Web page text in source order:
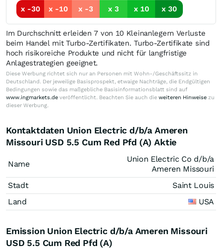
x -30
x -10 x -3 x 3 x 10 x 30
Im Durchschnitt erleiden 7 von 10 Kleinanlegern Verluste
beim Handel mit Turbo-Zertifikaten. Turbo-Zertifikate sind
hoch risikoreiche Produkte und nicht für langfristige
Anlagestrategien geeignet.
Diese Werbung richtet sich nur an Personen mit Wohn-/Geschäftssitz in
Deutschland. Der jeweilige Basisprospekt, etwaige Nachträge, die Endgültigen
Bedingungen sowie das maßgebliche Basisinformationsblatt sind auf
www.ingmarkets.de veröffentlicht. Beachten Sie auch die weiteren Hinweise zu
dieser Werbung.
Kontaktdaten Union Electric d/b/a Ameren
Missouri USD 5.5 Cum Red Pfd (A) Aktie
Name
Union Electric Co d/b/a
Ameren Missouri
Stadt
Saint Louis
Land
USA
Emission Union Electric d/b/a Ameren Missouri
USD 5.5 Cum Red Pfd (A)